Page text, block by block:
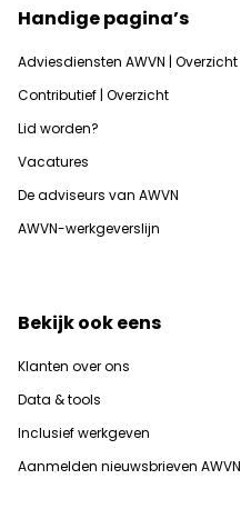
Handige pagina’s
Adviesdiensten AWVN | Overzicht
Contributief | Overzicht
Lid worden?
Vacatures
De adviseurs van AWVN
AWVN-werkgeverslijn
Bekijk ook eens
Klanten over ons
Data & tools
Inclusief werkgeven
Aanmelden nieuwsbrieven AWVN